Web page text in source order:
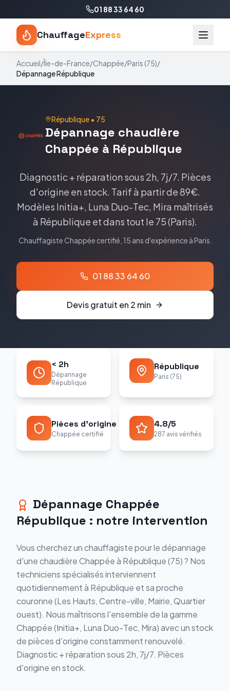
01 88 33 64 60
ChauffageExpress
Accueil/Île-de-France/Chappée/Paris (75)/
DépannageRépublique
République • 75
Dépannage chaudière
Chappée à République
Diagnostic + réparation sous 2h, 7j/7. Pièces
d'origine en stock. Tarifà partir de 89€.
Modèles Initia+, Luna Duo-Tec, Mira maîtrisés
à République et dans tout le 75(Paris).
Chauffagiste Chappée certifié, 15 ans d'expérience à Paris
01 88 33 64 60
Devis gratuit en 2 min
< 2h
Dépannage
République
République
Paris (75)
Pièces d'origine
Chappée certifié
4.8/5
287 avis vérifiés
Dépannage Chappée
République : notre intervention
Vous cherchez un chauffagiste pour ledépannage
d'une chaudièreChappéeà République(75) ? Nos
techniciens spécialisés interviennent
quotidiennement à République et sa proche
couronne (Les Hauts, Centre-ville, Mairie, Quartier
ouest). Nous maîtrisons l'ensemble de la gamme
Chappée(Initia+, Luna Duo-Tec, Mira) avec un stock
de pièces d'origine constamment renouvelé.
Diagnostic + réparation sous 2h, 7j/7. Pièces
d'origine en stock.